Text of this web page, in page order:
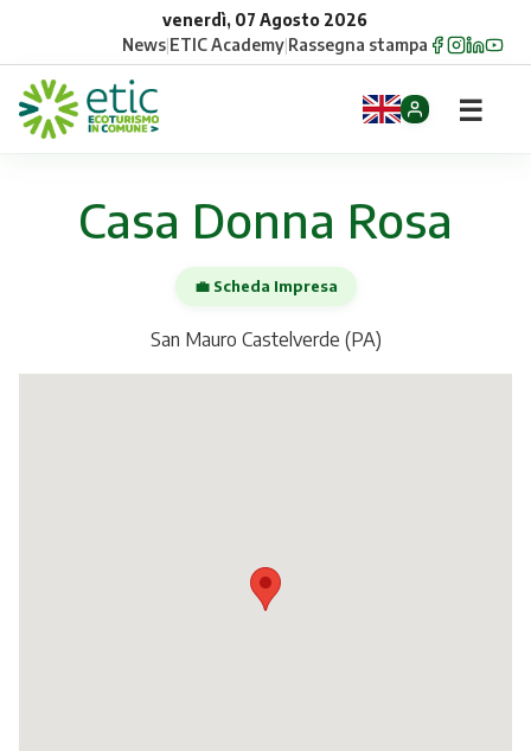
venerdì, 07 Agosto 2026
News|ETIC Academy|Rassegna stampa
Opportunità
☰
Casa Donna Rosa
💼 Scheda Impresa
San Mauro Castelverde (PA)